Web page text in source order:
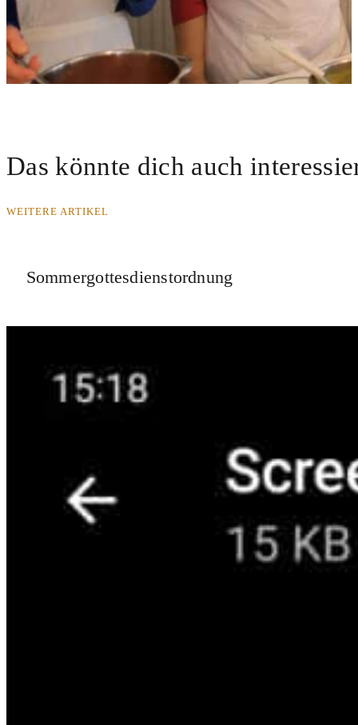
Das könnte dich auch
WEITERE ARTIKEL
Sommergottesdienstordnung